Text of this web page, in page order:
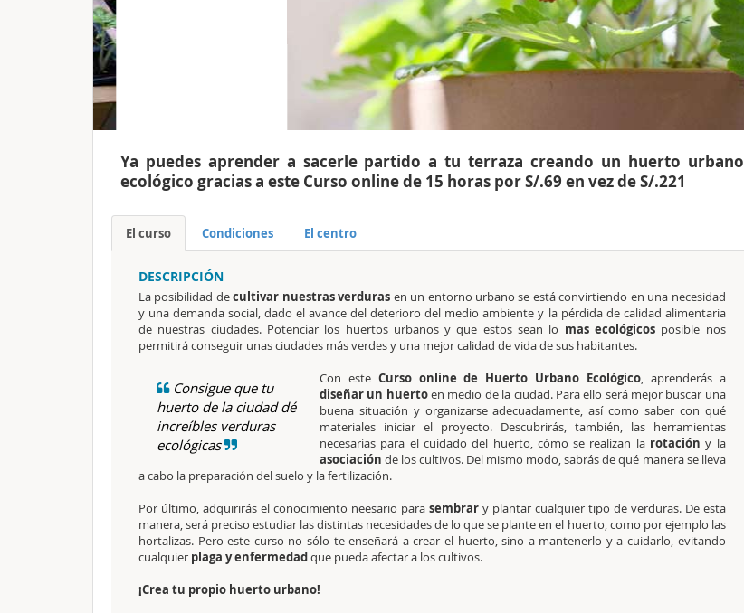
Ya puedes aprender a sacerle partido a tu terraza creando un huerto urbano
ecológico gracias a este Curso online de 15 horas por S/.69 en vez de S/.221
El curso Condiciones El centro
DESCRIPCIÓN
La posibilidad decultivar nuestras verduras en un entorno urbano se está convirtiendo en una necesidad
y una demanda social, dado el avance del deterioro del medio ambiente y la pérdida de calidad alimentaria
de nuestras ciudades. Potenciar los huertos urbanos y que estos sean lo mas ecológicos posible nos
permitirá conseguir unas ciudades más verdes y una mejor calidad de vida de sus habitantes.
Consigue que tu
huerto de la ciudad dé
increíbles verduras
ecológicas
Con este Curso online de Huerto Urbano Ecológico, aprenderás a
diseñar un huertoen medio de la ciudad. Para ello será mejor buscar una
buena situación y organizarse adecuadamente, así como saber con qué
materiales iniciar el proyecto. Descubrirás, también, las herramientas
necesarias para el cuidado del huerto, cómo se realizan la rotacióny la
asociación de los cultivos. Del mismo modo, sabrás de qué manera se lleva
a cabo la preparación del suelo y la fertilización.
Por último, adquirirás el conocimiento neesario parasembrar y plantar cualquier tipo de verduras. De esta
manera, será preciso estudiar las distintas necesidades de lo que se plante en el huerto, como por ejemplo las
hortalizas. Pero este curso no sólo te enseñará a crear el huerto, sino a mantenerlo y a cuidarlo, evitando
cualquier plaga y enfermedadque pueda afectar a los cultivos.
¡Crea tu propio huerto urbano!